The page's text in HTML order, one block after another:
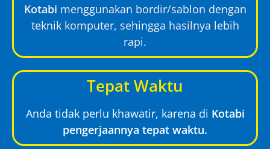
Kotabi menggunakan bordir/sablon dengan
teknik komputer, sehingga hasilnya lebih
rapi.
Tepat Waktu
Anda tidak perlu khawatir, karena di Kotabi
pengerjaannya tepat waktu.